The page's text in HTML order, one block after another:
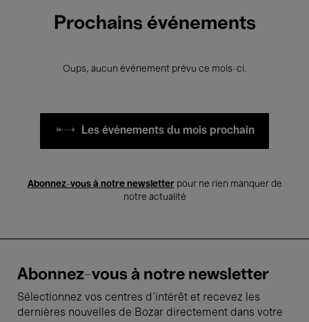
Prochains événements
Oups, aucun événement prévu ce mois-ci.
Les événements du mois prochain
Abonnez-vous à notre newsletterpour ne rien manquer de
notre actualité
Abonnez-vous à notre newsletter
Sélectionnez vos centres d'intérêt et recevez les
dernières nouvelles de Bozar directement dans votre